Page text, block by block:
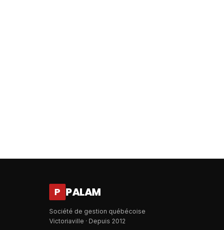
P PALAM
Société de gestion québécoise
Victoriaville · Depuis 2012